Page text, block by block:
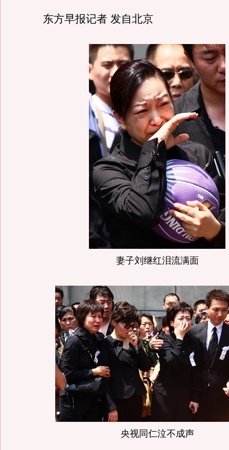
东方早报记者 发自北京
妻子刘继红泪流满面
央视同仁泣不成声